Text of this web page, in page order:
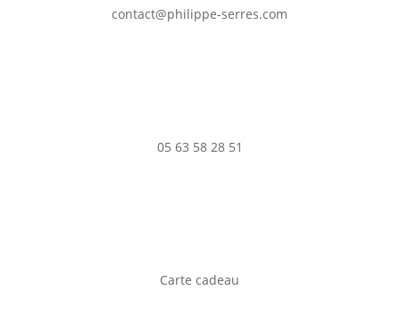
contact@philippe-serres.com
05 63 58 28 51
Carte cadeau